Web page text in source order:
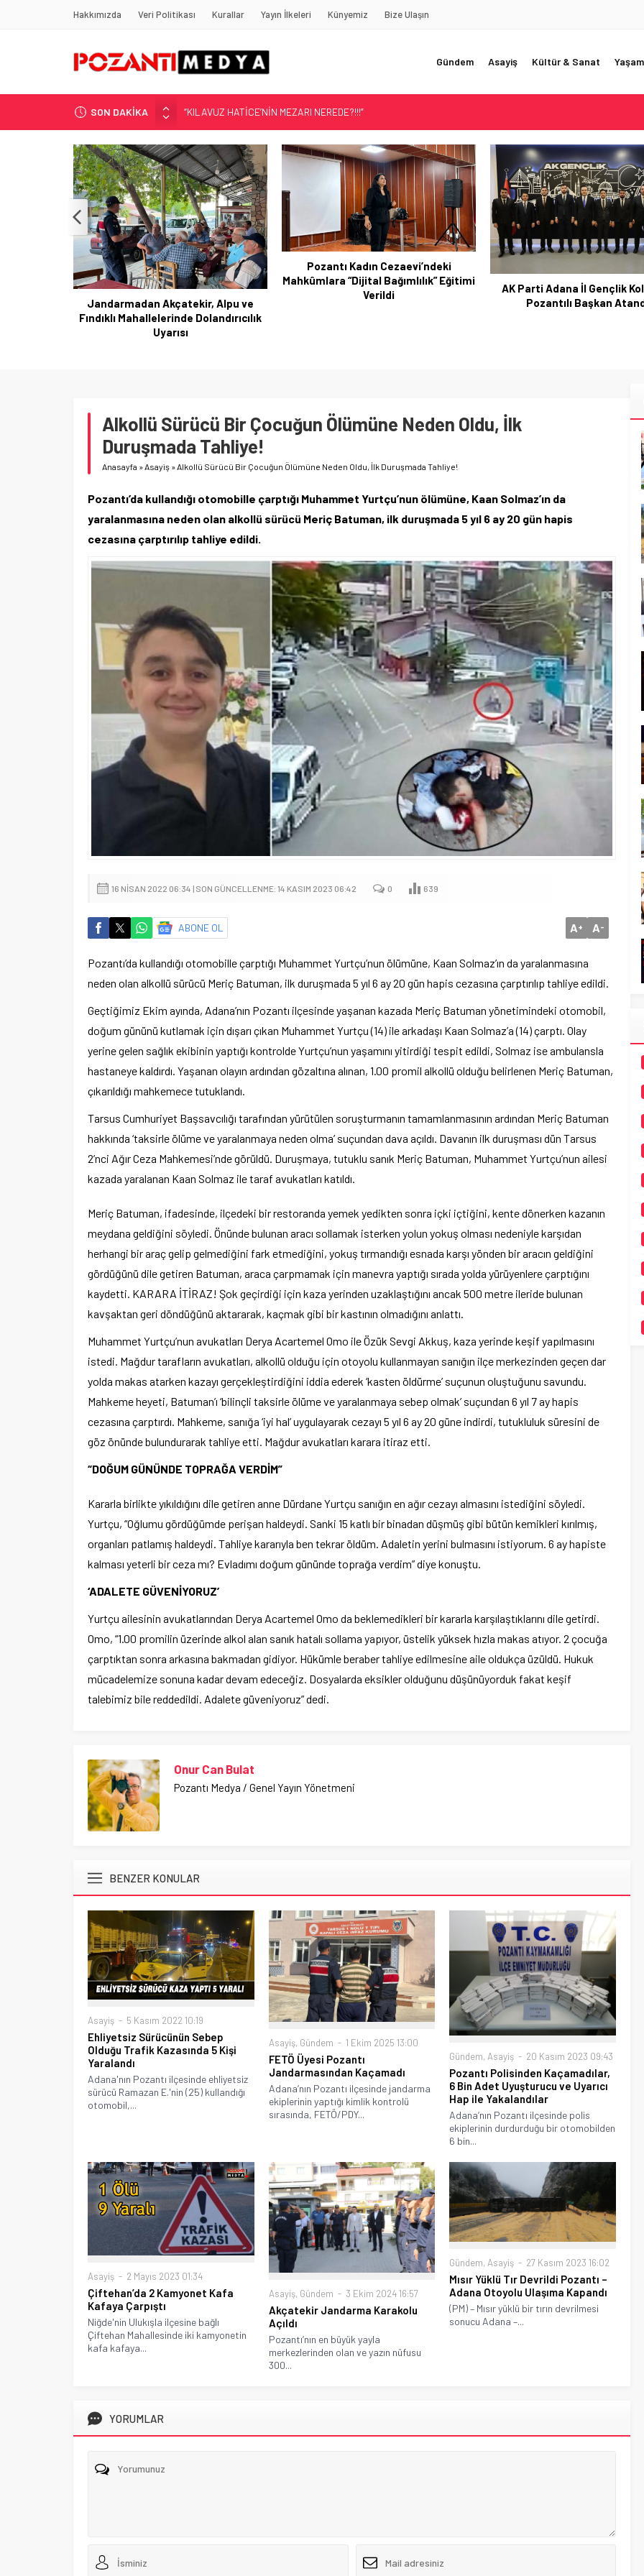
Hakkımızda Veri Politikası Kurallar Yayın İlkeleri Künyemiz Bize Ulaşın
Gündem Asayiş Kültür & Sanat Yaşam
SON DAKİKA
“KILAVUZ HATİCE’NİN MEZARI NEREDE?!!!”
Adana’nın Gizli Cenneti Pozantı Akçatekir Yaylası
Yılmaz Soğutma’dan Buzdolabı Uyarısı
Gaziantep, Mersin ve Adana’da Web Tasarımın Öncüsü GZR Ajans
Harun YÜCEL Yazdı: İLBER ORTAYLI
Pozantı Kadın Cezaevi’ndeki
Mahkûmlara “Dijital Bağımlılık” Eğitimi
AK Parti Adana İl Gençlik Kollarına
Pozantılı Başkan Atandı
Temizliği
Alkollü Sürücü Bir Çocuğun Ölümüne Neden Oldu, İlk
Duruşmada Tahliye!
Anasayfa » Asayiş » Alkollü Sürücü Bir Çocuğun Ölümüne Neden Oldu, İlk Duruşmada Tahliye!
Pozantı’da kullandığı otomobille çarptığı Muhammet Yurtçu’nun ölümüne, Kaan Solmaz’ın da
yaralanmasına neden olan alkollü sürücü Meriç Batuman, ilk duruşmada 5 yıl 6 ay 20 gün hapis
cezasına çarptırılıp tahliye edildi.
16 NISAN 2022 06:34 | SON GÜNCELLENME: 14 KASIM 2023 06:42 0 639
ABONE OL A+ A-
Pozantı’da kullandığı otomobille çarptığı Muhammet Yurtçu’nun ölümüne, Kaan Solmaz’ın da yaralanmasına
neden olan alkollü sürücü Meriç Batuman, ilk duruşmada 5 yıl 6 ay 20 gün hapis cezasına çarptırılıp tahliye edildi.
Geçtiğimiz Ekim ayında, Adana’nın Pozantı ilçesinde yaşanan kazada Meriç Batuman yönetimindeki otomobil,
doğum gününü kutlamak için dışarı çıkan Muhammet Yurtçu (14) ile arkadaşı Kaan Solmaz’a (14) çarptı. Olay
yerine gelen sağlık ekibinin yaptığı kontrolde Yurtçu’nun yaşamını yitirdiği tespit edildi, Solmaz ise ambulansla
hastaneye kaldırdı. Yaşanan olayın ardından gözaltına alınan, 1.00 promil alkollü olduğu belirlenen Meriç Batuman,
çıkarıldığı mahkemece tutuklandı.
Tarsus Cumhuriyet Başsavcılığı tarafından yürütülen soruşturmanın tamamlanmasının ardından Meriç Batuman
hakkında ‘taksirle ölüme ve yaralanmaya neden olma’ suçundan dava açıldı. Davanın ilk duruşması dün Tarsus
2’nci Ağır Ceza Mahkemesi’nde görüldü. Duruşmaya, tutuklu sanık Meriç Batuman, Muhammet Yurtçu’nun ailesi
kazada yaralanan Kaan Solmaz ile taraf avukatları katıldı.
Meriç Batuman, ifadesinde, ilçedeki bir restoranda yemek yedikten sonra içki içtiğini, kente dönerken kazanın
meydana geldiğini söyledi. Önünde bulunan aracı sollamak isterken yolun yokuş olması nedeniyle karşıdan
herhangi bir araç gelip gelmediğini fark etmediğini, yokuş tırmandığı esnada karşı yönden bir aracın geldiğini
gördüğünü dile getiren Batuman, araca çarpmamak için manevra yaptığı sırada yolda yürüyenlere çarptığını
kaydetti. KARARA İTİRAZ! Şok geçirdiği için kaza yerinden uzaklaştığını ancak 500 metre ileride bulunan
kavşaktan geri döndüğünü aktararak, kaçmak gibi bir kastının olmadığını anlattı.
Muhammet Yurtçu’nun avukatları Derya Acartemel Omo ile Özük Sevgi Akkuş, kaza yerinde keşif yapılmasını
istedi. Mağdur tarafların avukatları, alkollü olduğu için otoyolu kullanmayan sanığın ilçe merkezinden geçen dar
yolda makas atarken kazayı gerçekleştirdiğini iddia ederek ‘kasten öldürme’ suçunun oluştuğunu savundu.
Mahkeme heyeti, Batuman’ı ‘bilinçli taksirle ölüme ve yaralanmaya sebep olmak’ suçundan 6 yıl 7 ay hapis
cezasına çarptırdı. Mahkeme, sanığa ‘iyi hal’ uygulayarak cezayı 5 yıl 6 ay 20 güne indirdi, tutukluluk süresini de
göz önünde bulundurarak tahliye etti. Mağdur avukatları karara itiraz etti.
“DOĞUM GÜNÜNDE TOPRAĞA VERDİM”
Kararla birlikte yıkıldığını dile getiren anne Dürdane Yurtçu sanığın en ağır cezayı almasını istediğini söyledi.
Yurtçu, “Oğlumu gördüğümde perişan haldeydi. Sanki 15 katlı bir binadan düşmüş gibi bütün kemikleri kırılmış,
organları patlamış haldeydi. Tahliye kararıyla ben tekrar öldüm. Adaletin yerini bulmasını istiyorum. 6 ay hapiste
kalması yeterli bir ceza mı? Evladımı doğum gününde toprağa verdim” diye konuştu.
‘ADALETE GÜVENİYORUZ’
Yurtçu ailesinin avukatlarından Derya Acartemel Omo da beklemedikleri bir kararla karşılaştıklarını dile getirdi.
Omo, “1.00 promilin üzerinde alkol alan sanık hatalı sollama yapıyor, üstelik yüksek hızla makas atıyor. 2 çocuğa
çarptıktan sonra arkasına bakmadan gidiyor. Hükümle beraber tahliye edilmesine aile oldukça üzüldü. Hukuk
mücadelemize sonuna kadar devam edeceğiz. Dosyalarda eksikler olduğunu düşünüyorduk fakat keşif
talebimiz bile reddedildi. Adalete güveniyoruz” dedi.
Onur Can Bulat
Pozantı Medya / Genel Yayın Yönetmeni
BENZER KONULAR
Asayiş 5 Kasım 2022 10:19
Ehliyetsiz Sürücünün Sebep
Olduğu Trafik Kazasında 5 Kişi
Yaralandı
Adana'nın Pozantı ilçesinde ehliyetsiz
sürücü Ramazan E.'nin (25) kullandığı
otomobil,...
Asayiş, Gündem 1 Ekim 2025 13:00
FETÖ Üyesi Pozantı
Jandarmasından Kaçamadı
Adana’nın Pozantı ilçesinde jandarma
ekiplerinin yaptığı kimlik kontrolü
sırasında, FETÖ/PDY...
Gündem, Asayiş 20 Kasım 2023 09:43
Pozantı Polisinden Kaçamadılar,
6 Bin Adet Uyuşturucu ve Uyarıcı
Hap ile Yakalandılar
Adana’nın Pozantı ilçesinde polis
ekiplerinin durdurduğu bir otomobilden
6 bin...
Asayiş 2 Mayıs 2023 01:34
Çiftehan’da 2 Kamyonet Kafa
Kafaya Çarpıştı
Niğde'nin Ulukışla ilçesine bağlı
Çiftehan Mahallesinde iki kamyonetin
kafa kafaya...
Asayiş, Gündem 3 Ekim 2024 16:57
Akçatekir Jandarma Karakolu
Açıldı
Pozantı’nın en büyük yayla
merkezlerinden olan ve yazın nüfusu
300...
Gündem, Asayiş 27 Kasım 2023 16:02
Mısır Yüklü Tır Devrildi Pozantı –
Adana Otoyolu Ulaşıma Kapandı
(PM) – Mısır yüklü bir tırın devrilmesi
sonucu Adana –...
YORUMLAR